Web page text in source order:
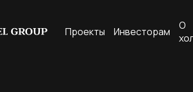
Проекты Инвесторам
О